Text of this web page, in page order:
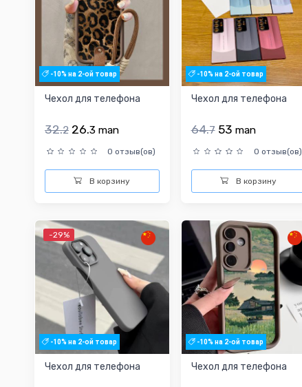
-10% на 2-ой товар
Чехол для телефона
32.2 26.3 man
0 отзыв(ов)
В корзину
-10% на 2-ой товар
Чехол для телефона
64.7 53 man
0 отзыв(ов)
В корзину
-29%
-10% на 2-ой товар
Чехол для телефона
-10% на 2-ой товар
Чехол для телефона